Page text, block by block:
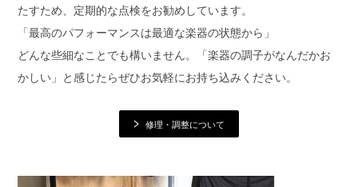
たすため、定期的な点検をお勧めしています。
「最高のパフォーマンスは最適な楽器の状態から」
どんな些細なことでも構いません。「楽器の調子がなんだかお
かしい」と感じたらぜひお気軽にお持ち込みください。
修理・調整について